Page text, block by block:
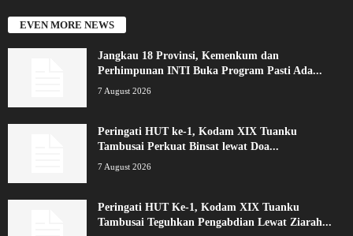
EVEN MORE NEWS
Jangkau 18 Provinsi, Kemenkum dan
Perhimpunan INTI Buka Program Pasti Ada...
7 August 2026
Peringati HUT ke-1, Kodam XIX Tuanku
Tambusai Perkuat Binsat lewat Doa...
7 August 2026
Peringati HUT Ke-1, Kodam XIX Tuanku
Tambusai Teguhkan Pengabdian Lewat Ziarah...